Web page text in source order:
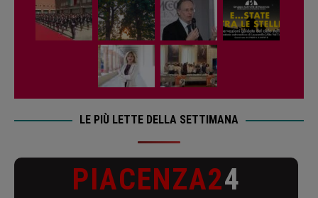
LE PIÙ LETTE DELLA SETTIMANA
PIACENZA24